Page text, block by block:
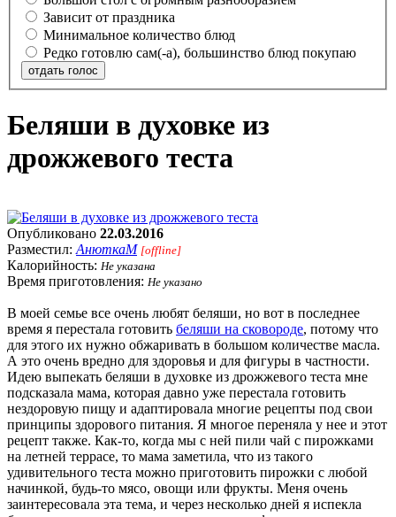
Зависит от праздника
Минимальное количество блюд
Редко готовлю сам(-а), большинство блюд покупаю
отдать голос
Беляши в духовке из
дрожжевого теста
Опубликовано 22.03.2016
Разместил: АнюткаM [offline]
Калорийность: Не указана
Время приготовления: Не указано
В моей семье все очень любят беляши, но вот в последнее
время я перестала готовить беляши на сковороде, потому что
для этого их нужно обжаривать в большом количестве масла.
А это очень вредно для здоровья и для фигуры в частности.
Идею выпекать беляши в духовке из дрожжевого теста мне
подсказала мама, которая давно уже перестала готовить
нездоровую пищу и адаптировала многие рецепты под свои
принципы здорового питания. Я многое переняла у нее и этот
рецепт также. Как-то, когда мы с ней пили чай с пирожками
на летней террасе, то мама заметила, что из такого
удивительного теста можно приготовить пирожки с любой
начинкой, будь-то мясо, овощи или фрукты. Меня очень
заинтересовала эта тема, и через несколько дней я испекла